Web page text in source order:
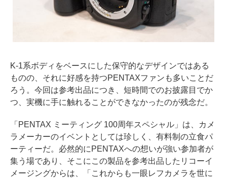
K-1系ボディをベースにした保守的なデザインではある
ものの、それに好感を持つPENTAXファンも多いことだ
ろう。今回は参考出品につき、短時間でのお披露目でか
つ、実機に手に触れることができなかったのが残念だ。
「PENTAX ミーティング 100周年スペシャル」は、カメ
ラメーカーのイベントとしては珍しく、有料制の立食パ
ーティーだ。必然的にPENTAXへの想いが強い参加者が
集う場であり、そこにこの製品を参考出品したリコーイ
メージングからは、「これからも一眼レフカメラを世に